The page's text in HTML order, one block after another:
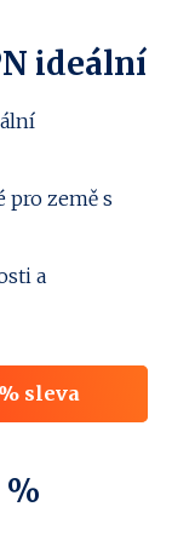
ideální
pro země s
a
sleva
%